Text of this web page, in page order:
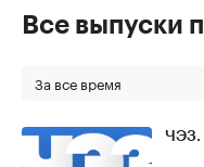
Все выпуски
За все время
ЧЭЗ.